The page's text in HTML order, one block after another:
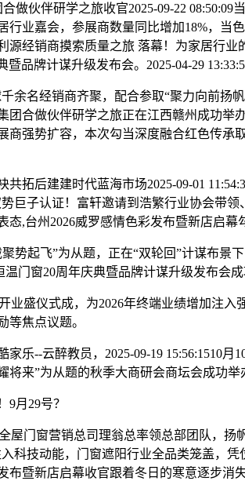
伙伴研学之旅收官2025-09-22
业嘉会，参展商数量同比增加18%，当
经销商摸索质量之旅 落幕！为家居行
牌计谋升级发布会。2025-04-29
名经销商齐聚，配合参取“聚力向前扬
团合做伙伴研学之旅正在江西赣州成功
强势扩容，本次勾当深度融合红色传
后建建时代蓝海市场2025-09-01
巨子认证！富轩邀请到浩繁行业协会带
,台州2026威罗感情色彩发布暨新店启幕
起飞”为从题，正在“双轮回”计谋布景
门窗20周年庆典暨品牌计谋升级发布会
仪式成，为2026年终端业绩增加注入
等焦点议题。
--云醉教员，2025-09-19 15:56:1510月
来”为从题的秋季大商研会商坛会成功举
月29号？
窗营销总司理翁总率领总部团队，扬
科技动能，门窗遮阳行业全品类笼盖，
暨新店启幕收官跟着冬日的寒意逐步消